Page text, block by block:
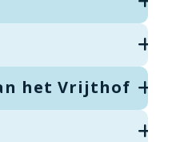
het Vrijthof